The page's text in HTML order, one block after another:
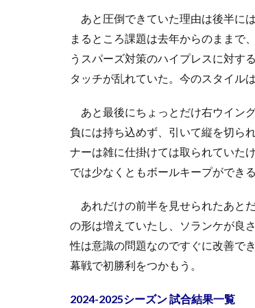
あと圧倒できていた理由は後半に
まるところ課題は去年からのままで
うスパーズ対策のハイプレスに対す
タッチが乱れていた。今のスタイル
あと最後にちょっとだけ右ウイン
負には持ち込めず、引いて縦を切ら
ナーは雑に仕掛けては取られていた
では少なくともボールキープができ
あれだけの前半を見せられたあと
の形は増えていたし、ソランケが良
性は意識の問題なのですぐに改善で
幕戦で初勝利をつかもう。
2024-2025シーズン 試合結果一覧